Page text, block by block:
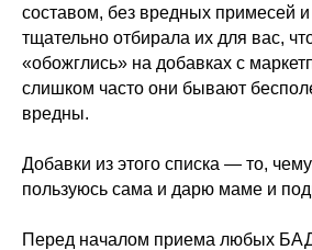
составом, без вредных примесей
тщательно отбирала их для вас,
«обожглись» на добавках с
слишком часто они бывают
вредны.
Добавки из этого списка — то,
пользуюсь сама и дарю маме и
Перед началом приема любых